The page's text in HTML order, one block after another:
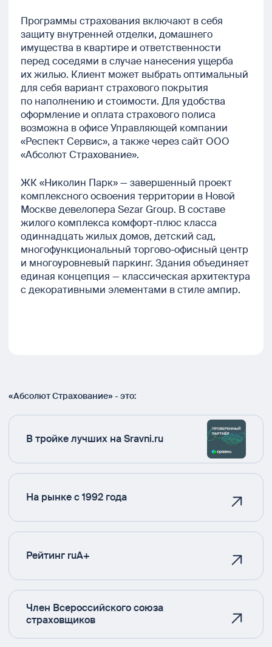
Программы страхования включают в себя
защиту внутренней отделки, домашнего
имущества в квартире и ответственности
перед соседями в случае нанесения ущерба
их жилью. Клиент может выбрать оптимальный
для себя вариант страхового покрытия
по наполнению и стоимости. Для удобства
оформление и оплата страхового полиса
возможна в офисе Управляющей компании
«Респект Сервис», а также через сайт ООО
«Абсолют Страхование».
ЖК «Николин Парк» — завершенный проект
комплексного освоения территории в Новой
Москве девелопера Sezar Group. В составе
жилого комплекса комфорт-плюс класса
одиннадцать жилых домов, детский сад,
многофункциональный торгово-офисный центр
и многоуровневый паркинг. Здания объединяет
единая концепция — классическая архитектура
с декоративными элементами в стиле ампир.
«Абсолют Страхование» - это:
В тройке лучших на Sravni.ru
На рынке с 1992 года
Рейтинг ruA+
Член Всероссийского союза
страховщиков